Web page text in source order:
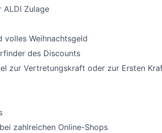
Zulage
volles Weihnachtsgeld
des Discounts
zur Vertretungskraft oder zur Ersten
zahlreichen Online-Shops